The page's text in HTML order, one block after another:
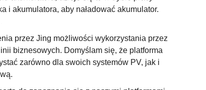
i akumulatora, aby naładować akumulator.
przez Jing możliwości wykorzystania przez
biznesowych. Domyślam się, że platforma
zarówno dla swoich systemów PV, jak i